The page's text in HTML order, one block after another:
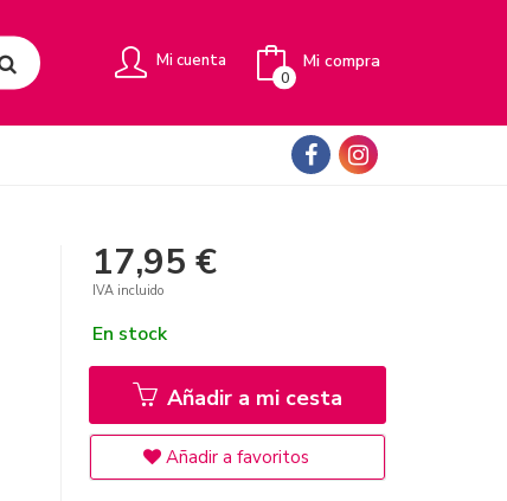
Mi cuenta Mi compra
0
17,95 €
IVA incluido
En stock
Añadir a mi cesta
Añadir a favoritos